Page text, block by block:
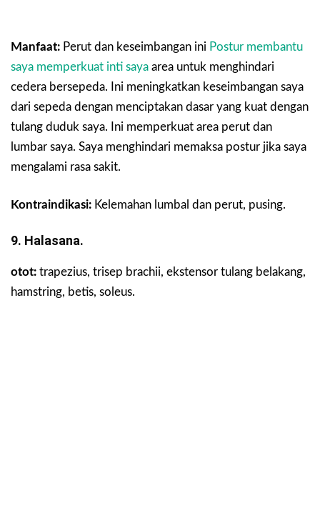
Manfaat: Perut dan keseimbangan ini Postur membantu
saya memperkuat inti saya area untuk menghindari
cedera bersepeda. Ini meningkatkan keseimbangan saya
dari sepeda dengan menciptakan dasar yang kuat dengan
tulang duduk saya. Ini memperkuat area perut dan
lumbar saya. Saya menghindari memaksa postur jika saya
mengalami rasa sakit.
Kontraindikasi: Kelemahan lumbal dan perut, pusing.
9. Halasana.
otot: trapezius, trisep brachii, ekstensor tulang belakang,
hamstring, betis, soleus.